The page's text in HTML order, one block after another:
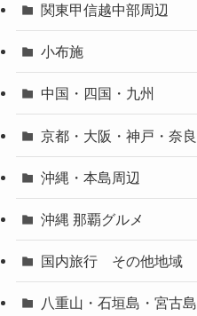
関東甲信越中部周辺
小布施
中国・四国・九州
京都・大阪・神戸・奈良
沖縄・本島周辺
沖縄 那覇グルメ
国内旅行 その他地域
八重山・石垣島・宮古島